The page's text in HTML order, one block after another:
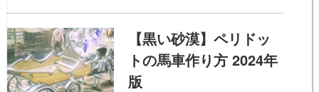
【黒い砂漠】ペリドッ
トの馬車作り方 2024年
版